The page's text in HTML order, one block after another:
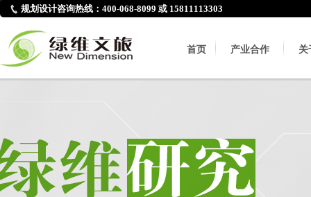
规划设计咨询热线：400-068-8099 或 15811113303
首页 产业合作 关